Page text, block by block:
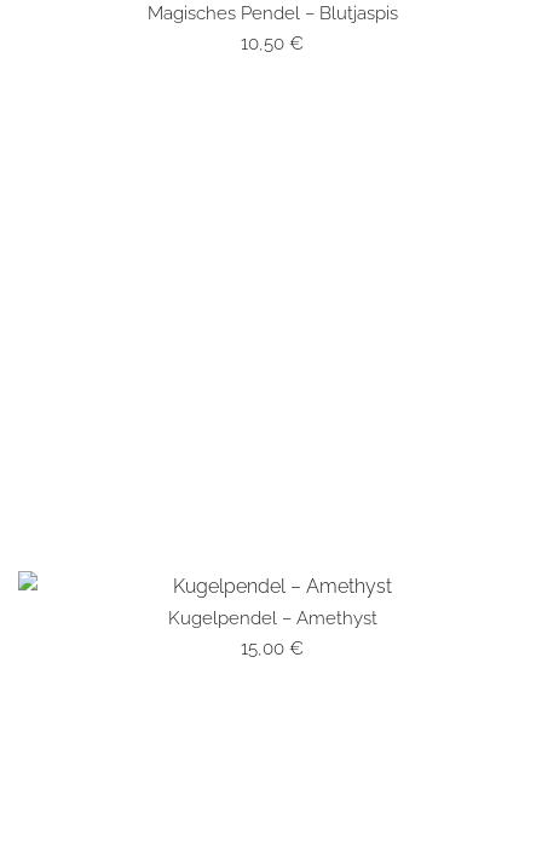
SCHNELLANSICHT
Magisches Pendel – Blutjaspis
10,50 €
SCHNELLANSICHT
Kugelpendel – Amethyst
15,00 €